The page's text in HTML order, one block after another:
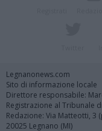
Legnanonews.com
Sito di informazione locale
Direttore responsabile:
Registrazione al Tribunale
Redazione: Via Matteotti, 3
20025 Legnano (MI)